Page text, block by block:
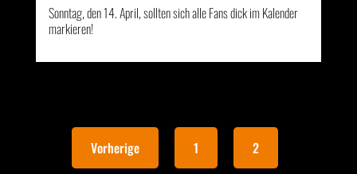
Sonntag, den 14. April, sollten sich alle Fans dick im Kalender
markieren!
Vorherige 1 2